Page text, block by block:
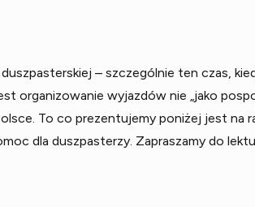
– szczególnie ten czas,
organizowanie wyjazdów nie „jako
To co prezentujemy poniżej jest na
dla duszpasterzy. Zapraszamy do